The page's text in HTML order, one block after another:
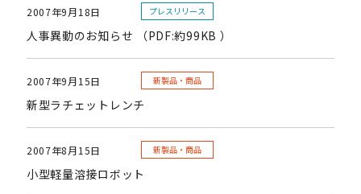
2007年9月18日 プレスリリース
人事異動のお知らせ （PDF:約99KB ）
2007年9月15日 新製品・商品
新型ラチェットレンチ
2007年8月15日 新製品・商品
小型軽量溶接ロボット